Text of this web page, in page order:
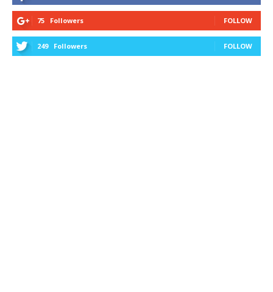
75 Followers FOLLOW
249 Followers FOLLOW